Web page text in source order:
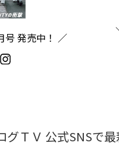
号 発売中！ ／
グＴＶ 公式SNSで